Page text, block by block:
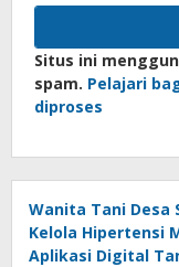
Situs ini
spam. Pelajari
diproses
Wanita Tani Desa
Kelola Hipertensi
Aplikasi Digital